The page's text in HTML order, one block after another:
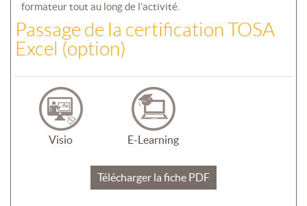
formateur tout au long de l’activité.
Passage de la certification TOSA
Excel (option)
Visio E-Learning
Télécharger la fiche PDF